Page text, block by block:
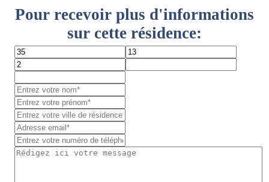
Pour recevoir plus d'informations
sur cette résidence: